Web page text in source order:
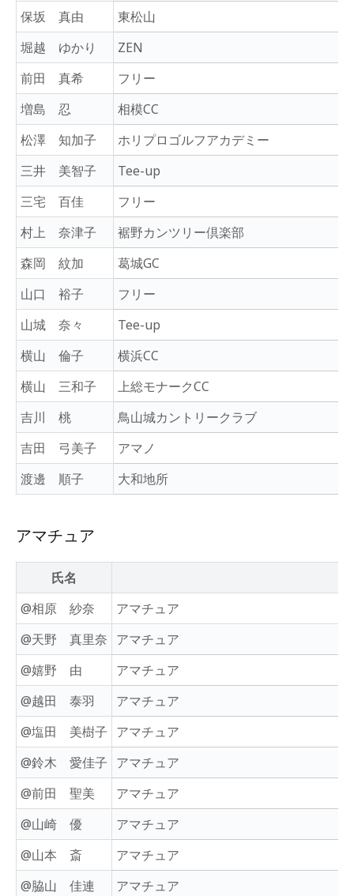
保坂 真由
東松山
堀越 ゆかり
ZEN
前田 真希
フリー
増島 忍
相模CC
松澤 知加子
ホリプロゴルフアカデミー
三井 美智子
Tee-up
三宅 百佳
フリー
村上 奈津子
裾野カンツリー倶楽部
森岡 紋加
葛城GC
山口 裕子
フリー
山城 奈々
Tee-up
横山 倫子
横浜CC
横山 三和子
上総モナークCC
吉川 桃
鳥山城カントリークラブ
吉田 弓美子
アマノ
渡邊 順子
大和地所
アマチュア
氏名
@相原 紗奈
アマチュア
@天野 真里奈 アマチュア
@嬉野 由
アマチュア
@越田 泰羽
アマチュア
@塩田 美樹子 アマチュア
@鈴木 愛佳子 アマチュア
@前田 聖美
アマチュア
@山崎 優
アマチュア
@山本 斎
アマチュア
@脇山 佳連
アマチュア